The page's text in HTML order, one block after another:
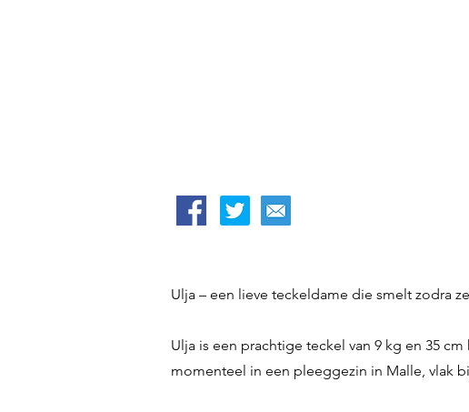
Ulja – een lieve teckeldame die smelt zodra
Ulja is een prachtige teckel van 9 kg en 35
momenteel in een pleeggezin in Malle, vlak